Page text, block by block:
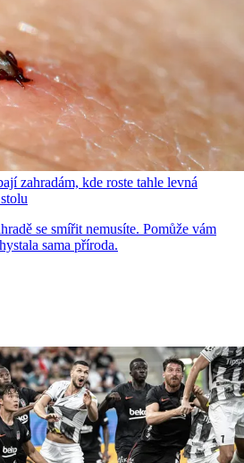
zahradám, kde roste tahle levná
se smířit nemusíte. Pomůže vám
sama příroda.